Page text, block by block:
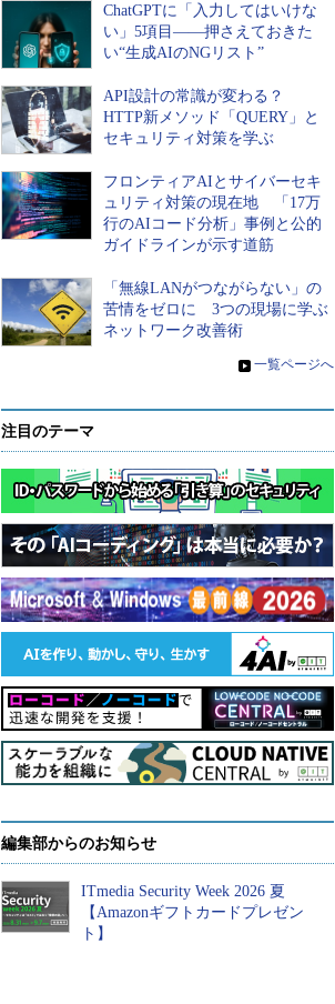
ChatGPTに「入力してはいけな
い」5項目――押さえておきた
い“生成AIのNGリスト”
API設計の常識が変わる？
HTTP新メソッド「QUERY」と
セキュリティ対策を学ぶ
フロンティアAIとサイバーセキ
ュリティ対策の現在地 「17万
行のAIコード分析」事例と公的
ガイドラインが示す道筋
「無線LANがつながらない」の
苦情をゼロに 3つの現場に学ぶ
ネットワーク改善術
» 一覧ページへ
注目のテーマ
編集部からのお知らせ
ITmedia Security Week 2026 夏
【Amazonギフトカードプレゼン
ト】